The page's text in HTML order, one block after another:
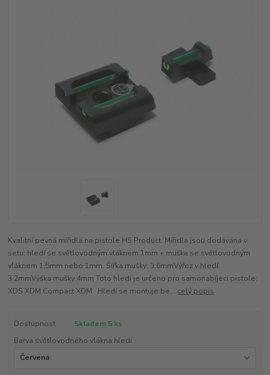
Kvalitní pevná mířidla na pistole HS Product. Mířidla jsou dodávána v
setu: hledí se světlovodným vláknem 1mm + muška se světlovodným
vláknem 1,5mm nebo 1mm. Šířka mušky: 3,6mmVýřez v hledí:
3,2mmVýška mušky 4mm Toto hledí je určeno pro samonabíjecí pistole:
XDS XDM Compact XDM Hledí se montuje be... celý popis
Dostupnost
Skladem 5 ks
Barva světlovodného vlákna hledí